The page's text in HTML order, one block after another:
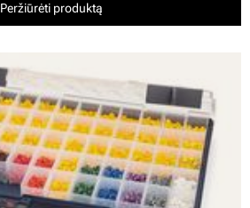
Peržiūrėti produktą